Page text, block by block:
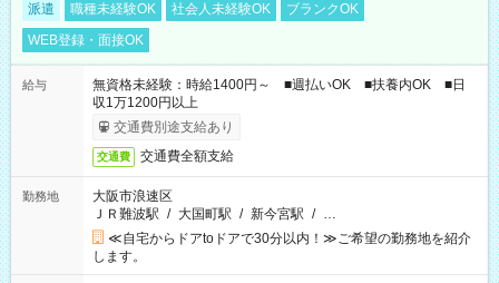
派遣 職種未経験OK 社会人未経験OK
ブランクOK
WEB登録・面接OK
給与
無資格未経験：時給1400円～ ■週払いOK ■扶養内OK ■日
収1万1200円以上
交通費別途支給あり
交通費 交通費全額支給
勤務地
大阪市浪速区
ＪＲ難波駅 / 大国町駅 / 新今宮駅 / …
≪自宅からドアtoドアで30分以内！≫ご希望の勤務地を紹介
します。